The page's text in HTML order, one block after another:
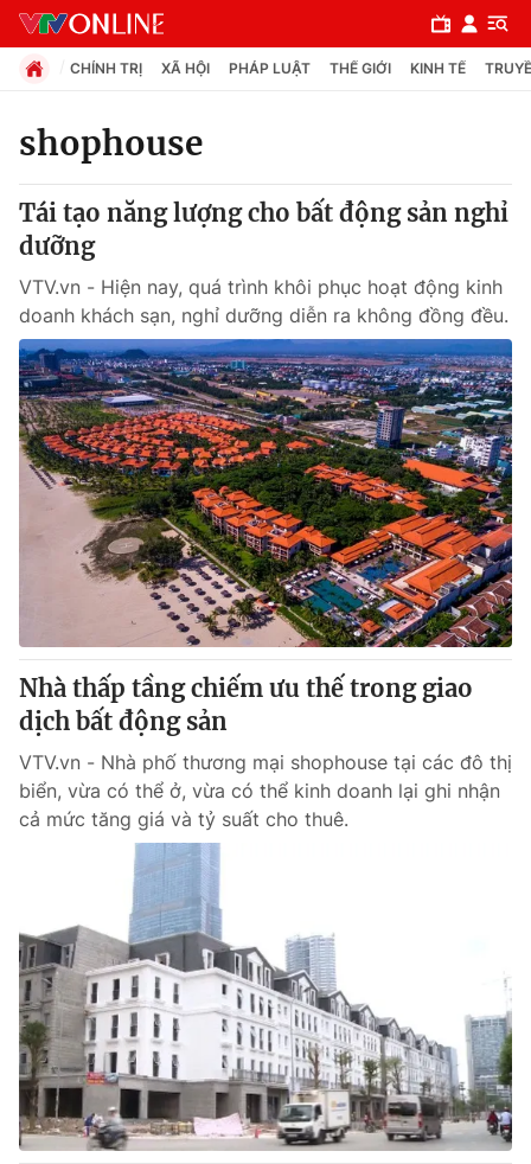
Chuyên mục
Chính trị
Xã hội
Pháp luật
Y tế
Thế giới
Tin tức
Thế giới đó đây
Câu chuyện quốc tế
Kinh tế
Thị trường
Góc doanh nghiệp
Dữ liệu và đời sống
Truyền hình
Phim VTV
Hậu trường
Giải sao mai
Giải trí
Sao
Làm đẹp
Chất lượng cuộc sống
Giáo dục
Tuyển sinh
Học trực tuyến
Công nghệ
Hitech Công nghệ tương lai
Sản phẩm
Thị trường
Giao lưu trực tuyến
Lịch phát sóng
CHÍNH TRỊ XÃ HỘI PHÁP LUẬT THẾ GIỚI KINH TẾ
shophouse
Tái tạo năng lượng cho bất động sản nghỉ
dưỡng
VTV.vn - Hiện nay, quá trình khôi phục hoạt động kinh
doanh khách sạn, nghỉ dưỡng diễn ra không đồng đều.
Nhà thấp tầng chiếm ưu thế trong giao
dịch bất động sản
VTV.vn - Nhà phố thương mại shophouse tại các đô thị
biển, vừa có thể ở, vừa có thể kinh doanh lại ghi nhận
cả mức tăng giá và tỷ suất cho thuê.